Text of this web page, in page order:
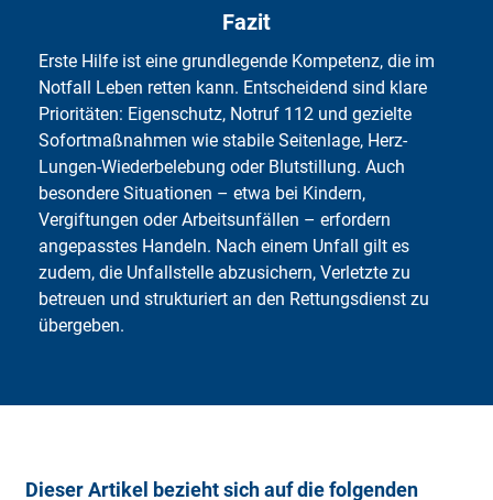
Fazit
Erste Hilfe ist eine grundlegende Kompetenz, die im
Notfall Leben retten kann. Entscheidend sind klare
Prioritäten: Eigenschutz, Notruf 112 und gezielte
Sofortmaßnahmen wie stabile Seitenlage, Herz-
Lungen-Wiederbelebung oder Blutstillung. Auch
besondere Situationen – etwa bei Kindern,
Vergiftungen oder Arbeitsunfällen – erfordern
angepasstes Handeln. Nach einem Unfall gilt es
zudem, die Unfallstelle abzusichern, Verletzte zu
betreuen und strukturiert an den Rettungsdienst zu
übergeben.
Dieser Artikel bezieht sich auf die folgenden